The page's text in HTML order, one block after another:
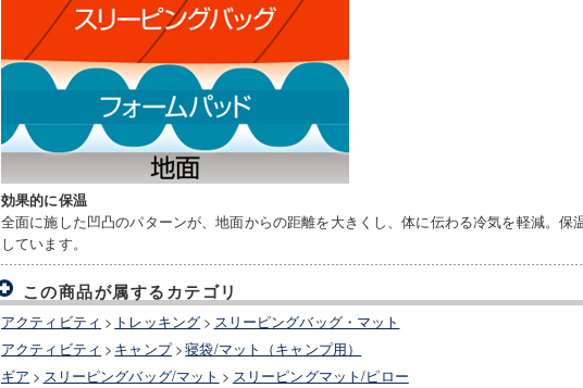
効果的に保温
全面に施した凹凸のパターンが、地面からの距離を大きくし、体に伝わる冷気を軽減。保
しています。
この商品が属するカテゴリ
アクティビティ > トレッキング > スリーピングバッグ・マット
アクティビティ > キャンプ >寝袋/マット（キャンプ用）
ギア > スリーピングバッグ/マット > スリーピングマット/ピロー